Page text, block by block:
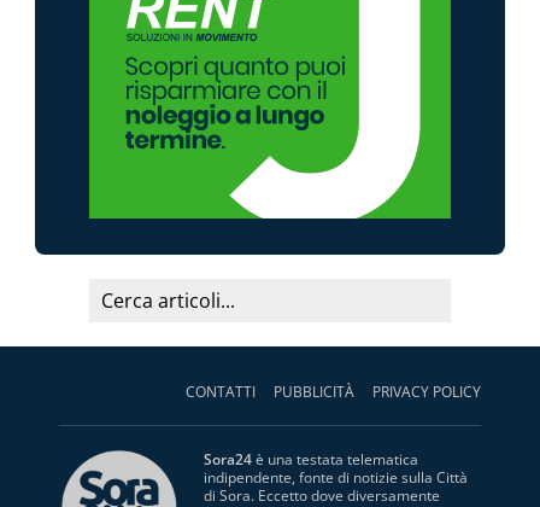
CONTATTI PUBBLICITÀ PRIVACY POLICY
Sora24è una testata telematica
indipendente, fonte di notizie sulla Città
di Sora. Eccetto dove diversamente